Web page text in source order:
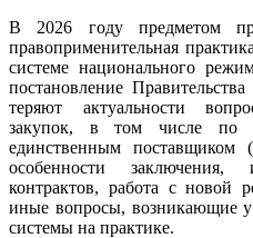
В 2026 году предметом
правоприменительная
системе национального
постановление
теряют актуальности
закупок, в том числе по
единственным поставщиком
особенности
контрактов, работа с
иные вопросы, возникающие у
системы на практике.